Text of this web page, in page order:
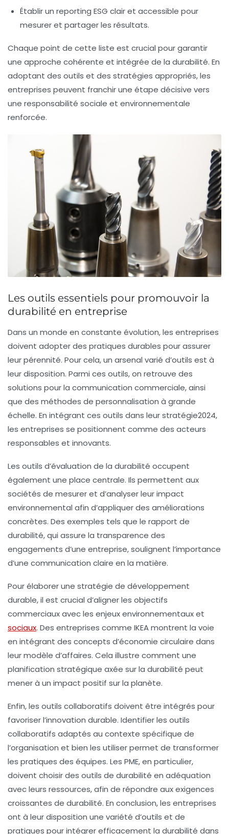
Établir un reporting ESG clair et accessible pour
mesurer et partager les résultats.
Chaque point de cette liste est crucial pour garantir
une approche cohérente et intégrée de la durabilité. En
adoptant des outils et des stratégies appropriés, les
entreprises peuvent franchir une étape décisive vers
une responsabilité sociale et environnementale
renforcée.
Les outils essentiels pour promouvoir la
durabilité en entreprise
Dans un monde en constante évolution, les entreprises
doivent adopter des pratiques durables pour assurer
leur pérennité. Pour cela, un arsenal varié d’outils est à
leur disposition. Parmi ces outils, on retrouve des
solutions pour la communication commerciale, ainsi
que des méthodes de personnalisation à grande
échelle. En intégrant ces outils dans leurstratégie2024,
les entreprises se positionnent comme des acteurs
responsables et innovants.
Les outils d’évaluation de la durabilité occupent
également une place centrale. Ils permettent aux
sociétés de mesurer et d’analyser leur impact
environnemental afin d’appliquer des améliorations
concrètes. Des exemples tels que le rapport de
durabilité, qui assure la transparence des
engagements d’une entreprise, soulignent l’importance
d’une communication claire en la matière.
Pour élaborer une stratégie de développement
durable, il est crucial d’aligner les objectifs
commerciaux avec les enjeux environnementaux et
sociaux. Des entreprises comme IKEA montrent la voie
en intégrant des concepts d’économie circulaire dans
leur modèle d’affaires. Cela illustre comment une
planification stratégique axée sur la durabilité peut
mener à un impact positif sur la planète.
Enfin, les outils collaboratifs doivent être intégrés pour
favoriser l’innovation durable. Identifier les outils
collaboratifs adaptés au contexte spécifique de
l’organisation et bien les utiliser permet de transformer
les pratiques des équipes. Les PME, en particulier,
doivent choisir des outils de durabilité en adéquation
avec leurs ressources, afin de répondre aux exigences
croissantes de durabilité. En conclusion, les entreprises
ont à leur disposition une variété d’outils et de
pratiques pour intégrer efficacement la durabilité dans